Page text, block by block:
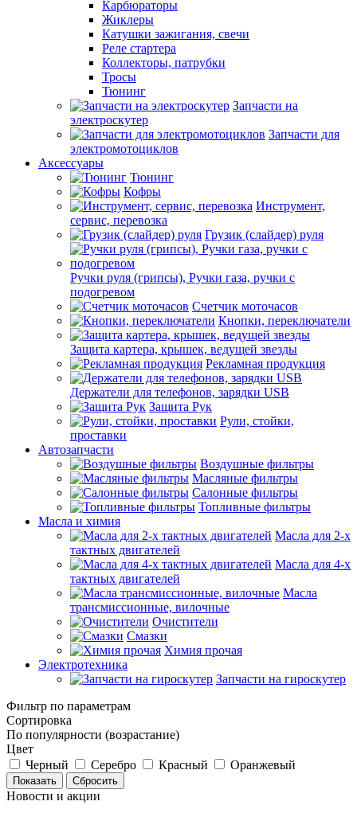
Карбюраторы
Жиклеры
Катушки зажигания, свечи
Реле стартера
Коллекторы, патрубки
Тросы
Тюнинг
Запчасти на
электроскутер
Запчасти для
электромотоциклов
Аксессуары
Тюнинг
Кофры
Инструмент,
сервис, перевозка
Грузик (слайдер) руля
Ручки руля (грипсы), Ручки газа, ручки с
подогревом
Счетчик моточасов
Кнопки, переключатели
Защита картера, крышек, ведущей звезды
Рекламная продукция
Держатели для телефонов, зарядки USB
Защита Рук
Рули, стойки,
проставки
Автозапчасти
Воздушные фильтры
Масляные фильтры
Салонные фильтры
Топливные фильтры
Масла и химия
Масла для 2-х
тактных двигателей
Масла для 4-х
тактных двигателей
Масла
трансмиссионные, вилочные
Очистители
Смазки
Химия прочая
Электротехника
Запчасти на гироскутер
Фильтр по параметрам
Сортировка
По популярности (возрастание)
Цвет
Черный
Серебро Красный Оранжевый
Сбросить
Новости и акции
...